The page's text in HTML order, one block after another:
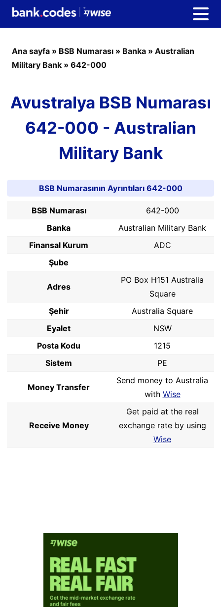
Ana sayfa » BSB Numarası » Banka » Australian
Military Bank » 642-000
Avustralya BSB Numarası
642-000 - Australian
Military Bank
BSB Numarasının Ayrıntıları 642-000
BSB Numarası
642-000
Banka
Australian Military Bank
Finansal Kurum
ADC
Şube
Adres
PO Box H151 Australia
Square
Şehir
Australia Square
Eyalet
NSW
Posta Kodu
1215
Sistem
PE
Money Transfer
Send money to Australia
with Wise
Receive Money
Get paid at the real
exchange rate by using
Wise